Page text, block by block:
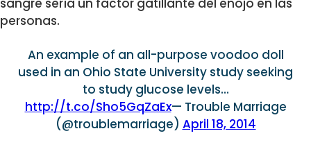
sangre sería un factor gatillante del enojo en las
personas.
An example of an all-purpose voodoo doll
used in an Ohio State University study seeking
to study glucose levels…
http://t.co/Sho5GqZaEx— Trouble Marriage
(@troublemarriage) April 18, 2014